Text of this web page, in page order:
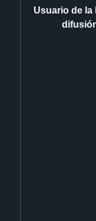
Usuario de la